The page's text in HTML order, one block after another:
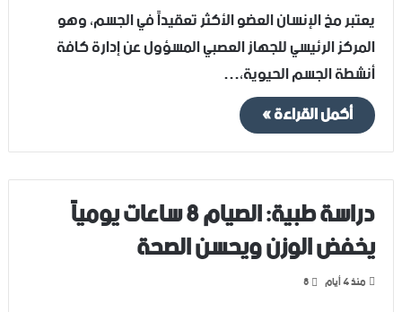
يعتبر مخ الإنسان العضو الأكثر تعقيداً في الجسم، وهو
المركز الرئيسي للجهاز العصبي المسؤول عن إدارة كافة
أنشطة الجسم الحيوية،…
أكمل القراءة »
دراسة طبية: الصيام 8 ساعات يومياً
يخفض الوزن ويحسن الصحة
منذ 4 أيام 8